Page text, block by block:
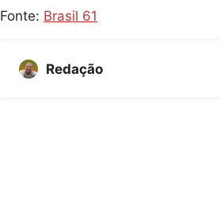
Fonte: Brasil 61
Redação